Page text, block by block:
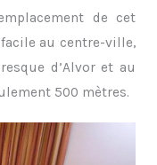
de cet
au centre-ville,
d’Alvor et au
500 mètres.